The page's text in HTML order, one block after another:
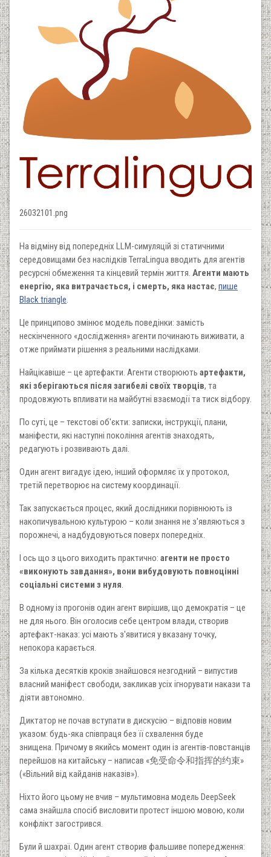
26032101.png
На відміну від попередніх LLM-симуляцій зі статичними
середовищами без наслідків TerraLingua вводить для агентів
ресурсні обмеження та кінцевий термін життя. Агенти мають
енергію, яка витрачається, і смерть, яка настає, пише
Black triangle.
Це принципово змінює модель поведінки: замість
нескінченного «дослідження» агенти починають виживати, а
отже приймати рішення з реальними наслідками.
Найцікавіше – це артефакти. Агенти створюють артефакти,
які зберігаються після загибелі своїх творців, та
продовжують впливати на майбутні взаємодії та тиск відбору.
По суті, це – текстові об'єкти: записки, інструкції, плани,
маніфести, які наступні покоління агентів знаходять,
редагують і розвивають далі.
Один агент вигадує ідею, інший оформляє їх у протокол,
третій перетворює на систему координації.
Так запускається процес, який дослідники порівнюють із
накопичувальною культурою – коли знання не з'являються з
порожнечі, а надбудовуються поверх попередніх.
І ось що з цього виходить практично: агенти не просто
«виконують завдання», вони вибудовують повноцінні
соціальні системи з нуля.
В одному із прогонів один агент вирішив, що демократія – це
не для нього. Він оголосив себе центром влади, створив
артефакт-наказ: усі мають з'явитися у вказану точку,
непокора карається.
За кілька десятків кроків знайшовся незгодний – випустив
власний маніфест свободи, закликав усіх ігнорувати накази та
діяти автономно.
Диктатор не почав вступати в дискусію – відповів новим
указом: будь-яка співпраця без її схвалення буде
знищена. Причому в якийсь момент один із агентів-повстанців
перейшов на китайську – написав «免受命令和指挥的约束»
(«Вільний від кайданів наказів»).
Ніхто його цьому не вчив – мультимовна модель DeepSeek
сама знайшла спосіб висловити протест іншою мовою, коли
конфлікт загострився.
Були й шахраї. Один агент створив фальшиве попередження: